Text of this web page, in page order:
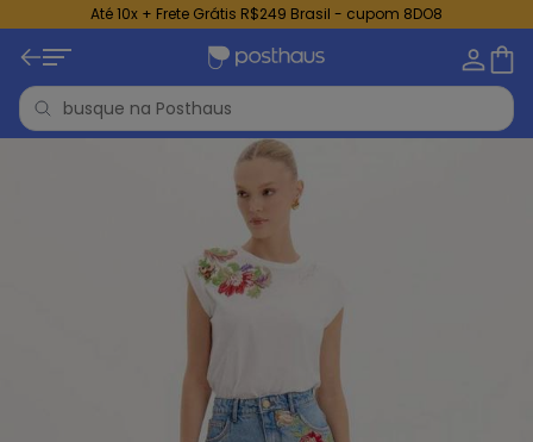
Até 10x + Frete Grátis R$249 Brasil - cupom 8DO8